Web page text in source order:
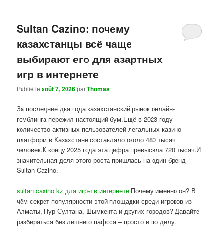
Sultan Cazino: почему
казахстанцы всё чаще
выбирают его для азартных
игр в интернете
Publié leaoût 7, 2026parThomas
За последние два года казахстанский рынок онлайн-
гемблинга пережил настоящий бум.Ещё в 2023 году
количество активных пользователей легальных казино-
платформ в Казахстане составляло около 480 тысяч
человек.К концу 2025 года эта цифра превысила 720 тысяч.И
значительная доля этого роста пришлась на один бренд –
Sultan Cazino.
sultan casino kz для игры в интернете Почему именно он? В
чём секрет популярности этой площадки среди игроков из
Алматы, Нур-Султана, Шымкента и других городов? Давайте
разбираться без лишнего пафоса – просто и по делу.